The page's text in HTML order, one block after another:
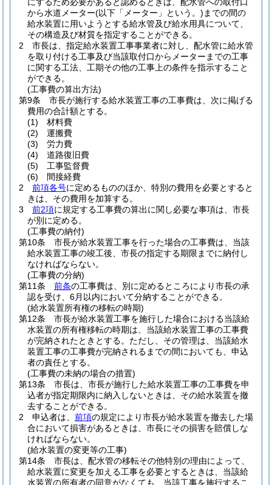
から水道メーター(以下「メーター」という。) までの間の
給水装置に用いようとする給水管及び給水用具について、
その構造及び材質を指定することができる。
2
市長は、指定給水装置工事事業者に対し、配水管に給水管
を取り付ける工事及び当該取付口からメーターまでの工事
に関する工法、工期その他の工事上の条件を指示すること
ができる。
(工事費の算出方法)
第9条
市長が施行する給水装置工事の工事費は、次に掲げる
費用の合計額とする。
(1)
材料費
(2)
運搬費
(3)
労力費
(4)
道路復旧費
(5)
工事監督費
(6)
間接経費
2
前項各号に定めるもののほか、特別の費用を必要とすると
きは、その費用を加算する。
3
前2項に規定する工事費の算出に関し必要な事項は、市長
が別に定める。
(工事費の納付)
第10条
市長が給水装置工事を行った場合の工事費は、当該
給水装置工事の竣工後、市長の指定する期限までに納付し
なければならない。
(工事費の分納)
第11条
前条の工事費は、別に定めるところにより市長の承
認を受け、6月以内において分納することができる。
(給水装置所有権の移転の時期)
第12条
市長が給水装置工事を施行した場合における当該給
水装置の所有権移転の時期は、当該給水装置工事の工事費
が完納されたときとする。 ただし、その管理は、当該給水
装置工事の工事費が完納されるまでの間においても、申込
者の責任とする。
(工事費の未納の場合の措置)
第13条
市長は、市長が施行した給水装置工事の工事費を申
込者が指定期限内に納入しないときは、その給水装置を撤
去することができる。
2
申込者は、 前項の規定により市長が給水装置を撤去した場
合において損害があるときは、市長にその損害を賠償しな
ければならない。
(給水装置の変更等の工事)
第14条
市長は、配水管の移転その他特別の理由によって、
給水装置に変更を加える工事を必要とするときは、当該給
水装置の所有者の同意がなくても、当該工事を施行するこ